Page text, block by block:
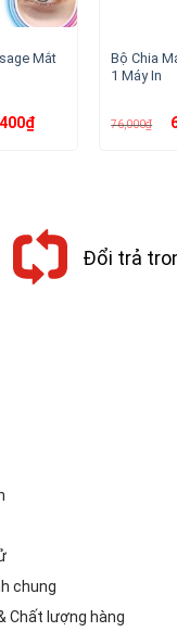
Mắt
₫Giá
Bộ Chia
1 Máy In
76,000₫
gốc
Đổi trả
chung
Chất lượng hàng